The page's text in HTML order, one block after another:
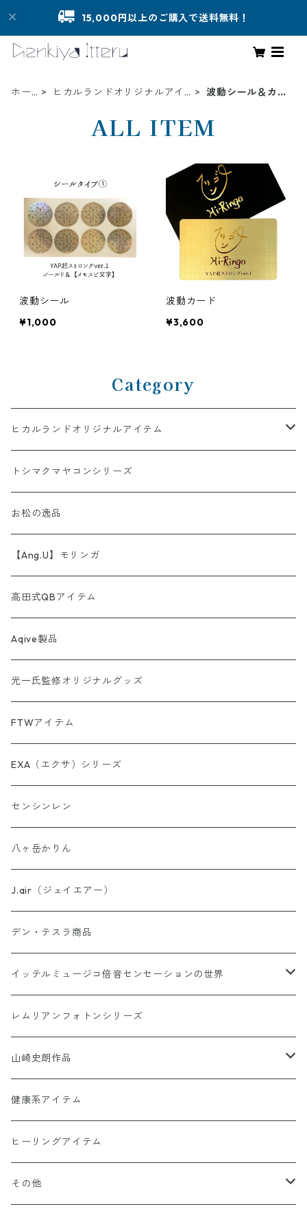
15,000円以上のご購入で送料無料！
ホー
ヒカルランドオリジナルアイ
波動シール＆カー
ALL ITEM
波動シール
¥1,000
波動カード
¥3,600
Category
ヒカルランドオリジナルアイテム
AINORI（愛意乗り）シリーズ
【第1弾】AINORI（愛意乗り）カード
【第2弾】AINORI（愛意乗り）カード（ほか）
AINORinQ（あいのりんく）
お守り数列・強化版 全33種
書籍カードシリーズ
Soul Reclaim（ソウルレクイエム）シリーズ
その他のカード
ストール
波動シール＆カード
非常食セット
スピーカー
トシマクマヤコンシリーズ
お松の逸品
【Ang.U】モリンガ
高田式QBアイテム
Aqive製品
光一氏監修オリジナルグッズ
FTWアイテム
EXA（エクサ）シリーズ
センシンレン
八ヶ岳かりん
J.air（ジェイエアー）
デン・テスラ商品
イッテルミュージコ倍音センセーションの世界
1368イッテルミュージコCD
Hi-Ringo 孤独のライブCD1368
ヒーリンゴの仲間たちCD1368
Hi-Ringo Yah！ selection CD
レムリアンフォトンシリーズ
山崎史朗作品
幻妙鏡(万華鏡)
オーナメント（収納・飾り台)
水眠亭クラフト（その他作品）
健康系アイテム
ヒーリングアイテム
その他